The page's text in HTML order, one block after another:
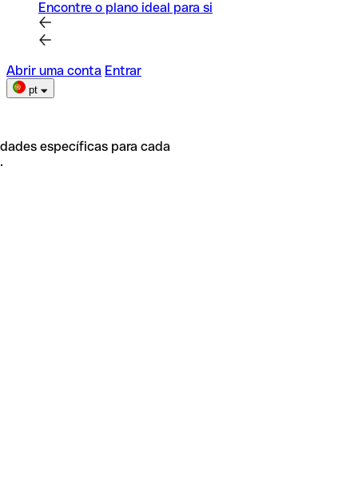
Encontre o plano ideal para si
Abrir uma conta Entrar
pt
específicas para cada